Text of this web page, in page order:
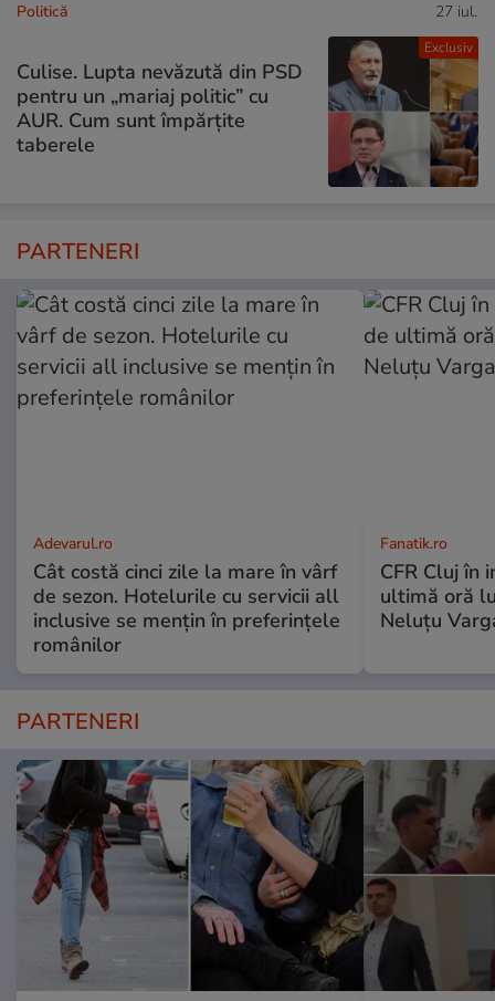
Exclusiv
Politică 27 iul.
Culise. Lupta nevăzută din PSD
pentru un „mariaj politic” cu
AUR. Cum sunt împărțite
taberele
PARTENERI
Adevarul.ro
Cât costă cinci zile la mare în vârf
de sezon. Hotelurile cu servicii all
inclusive se mențin în preferințele
românilor
Fanatik.ro
CFR Cluj în
ultimă oră
Neluțu
PARTENERI